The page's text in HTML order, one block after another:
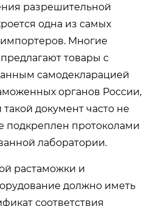
разрешительной
одна из самых
Многие
товары с
самодекларацией
органов России,
документ часто не
подкреплен протоколами
лаборатории.
растаможки и
должно иметь
соответствия